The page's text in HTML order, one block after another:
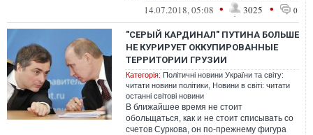
собственный список, в который вклю...
14.07.2018, 05:08 • 3025 • 0
"СЕРЫЙ КАРДИНАЛ" ПУТИНА БОЛЬШЕ
НЕ КУРИРУЕТ ОККУПИРОВАННЫЕ
ТЕРРИТОРИИ ГРУЗИИ
Категорія: Політичні новини України та світу:
читати новини політики Новини в світі: читати
останні світові новини
В ближайшее время не стоит
обольщаться, как и не стоит списывать со
счетов Суркова, он по-прежнему фигура